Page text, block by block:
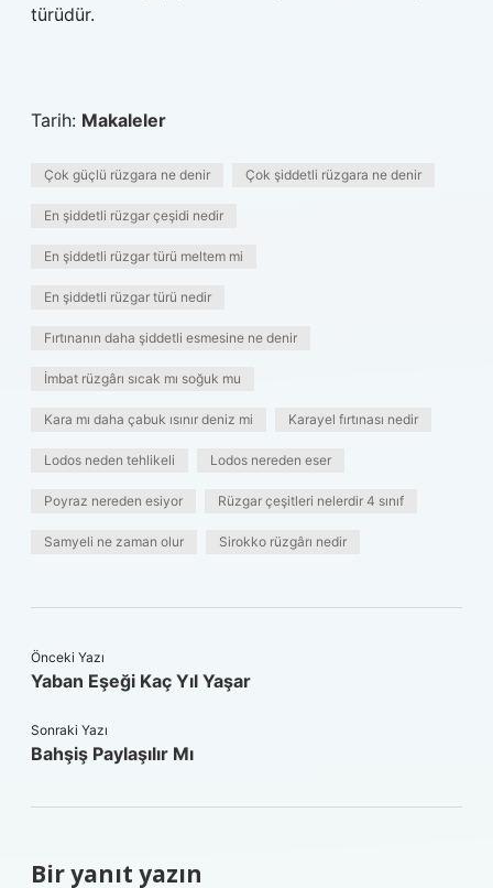
türüdür.
Tarih: Makaleler
Çok güçlü rüzgara ne denir Çok şiddetli rüzgara ne denir
En şiddetli rüzgar çeşidi nedir
En şiddetli rüzgar türü meltem mi
En şiddetli rüzgar türü nedir
Fırtınanın daha şiddetli esmesine ne denir
İmbat rüzgârı sıcak mı soğuk mu
Kara mı daha çabuk ısınır deniz mi Karayel fırtınası nedir
Lodos neden tehlikeli Lodos nereden eser
Poyraz nereden esiyor Rüzgar çeşitleri nelerdir 4 sınıf
Samyeli ne zaman olur Sirokko rüzgârı nedir
Önceki Yazı
Yaban Eşeği Kaç Yıl Yaşar
Sonraki Yazı
Bahşiş Paylaşılır Mı
Bir yanıt yazın